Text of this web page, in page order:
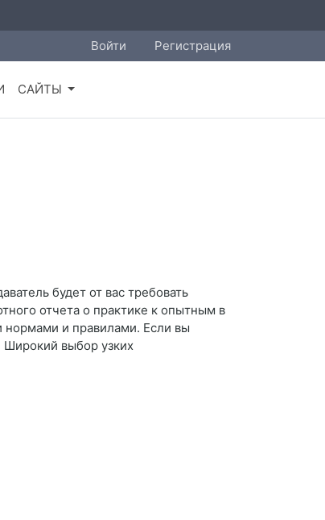
Войти Регистрация
САЙТЫ
будет от вас требовать
отчета о практике к опытным в
нормами и правилами. Если вы
Широкий выбор узких